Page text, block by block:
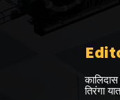
तिरंगा